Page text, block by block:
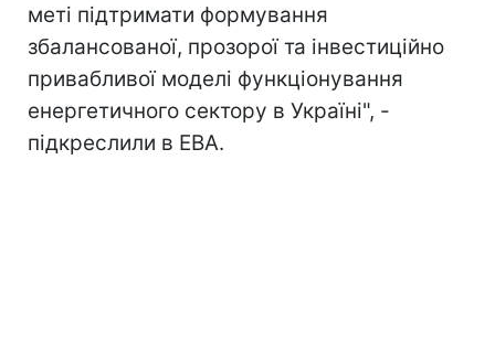
меті підтримати формування
збалансованої, прозорої та інвестиційно
привабливої моделі функціонування
енергетичного сектору в Україні", -
підкреслили в ЕВА.